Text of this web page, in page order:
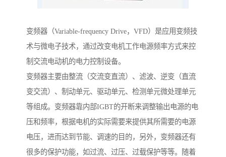
变频器（Variable-frequency Drive，VFD）是应用变频技
术与微电子技术，通过改变电机工作电源频率方式来控
制交流电动机的电力控制设备。
变频器主要由整流（交流变直流）、滤波、逆变（直流
变交流）、制动单元、驱动单元、检测单元微处理单元
等组成。变频器靠内部IGBT的开断来调整输出电源的电
压和频率，根据电机的实际需要来提供其所需要的电源
电压，进而达到节能、调速的目的，另外，变频器还有
很多的保护功能，如过流、过压、过载保护等等。随着